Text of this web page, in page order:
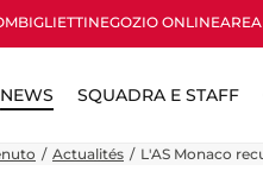
BIGLIETTINEGOZIO ONLINE
NEWS SQUADRA E STAFF
Actualités L'AS Monaco